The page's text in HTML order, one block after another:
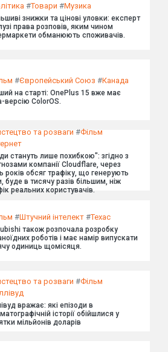
#Товари #Музика
знижки та цінові уловки: експерт
права розповів, яким чином
обманюють споживачів.
#Європейський Союз #Канада
на старті: OnePlus 15 вже має
версію ColorOS.
та розваги #Фільм
стануть лише похибкою": згідно з
компанії Cloudflare, через
років обсяг трафіку, що генерують
буде в тисячу разів більшим, ніж
реальних користувачів.
#Штучний інтелект #Техас
також розпочала розробку
роботів і має намір випускати
одиниць щомісяця.
та розваги #Фільм
вражає: які епізоди в
історії обійшлися у
мільйонів доларів